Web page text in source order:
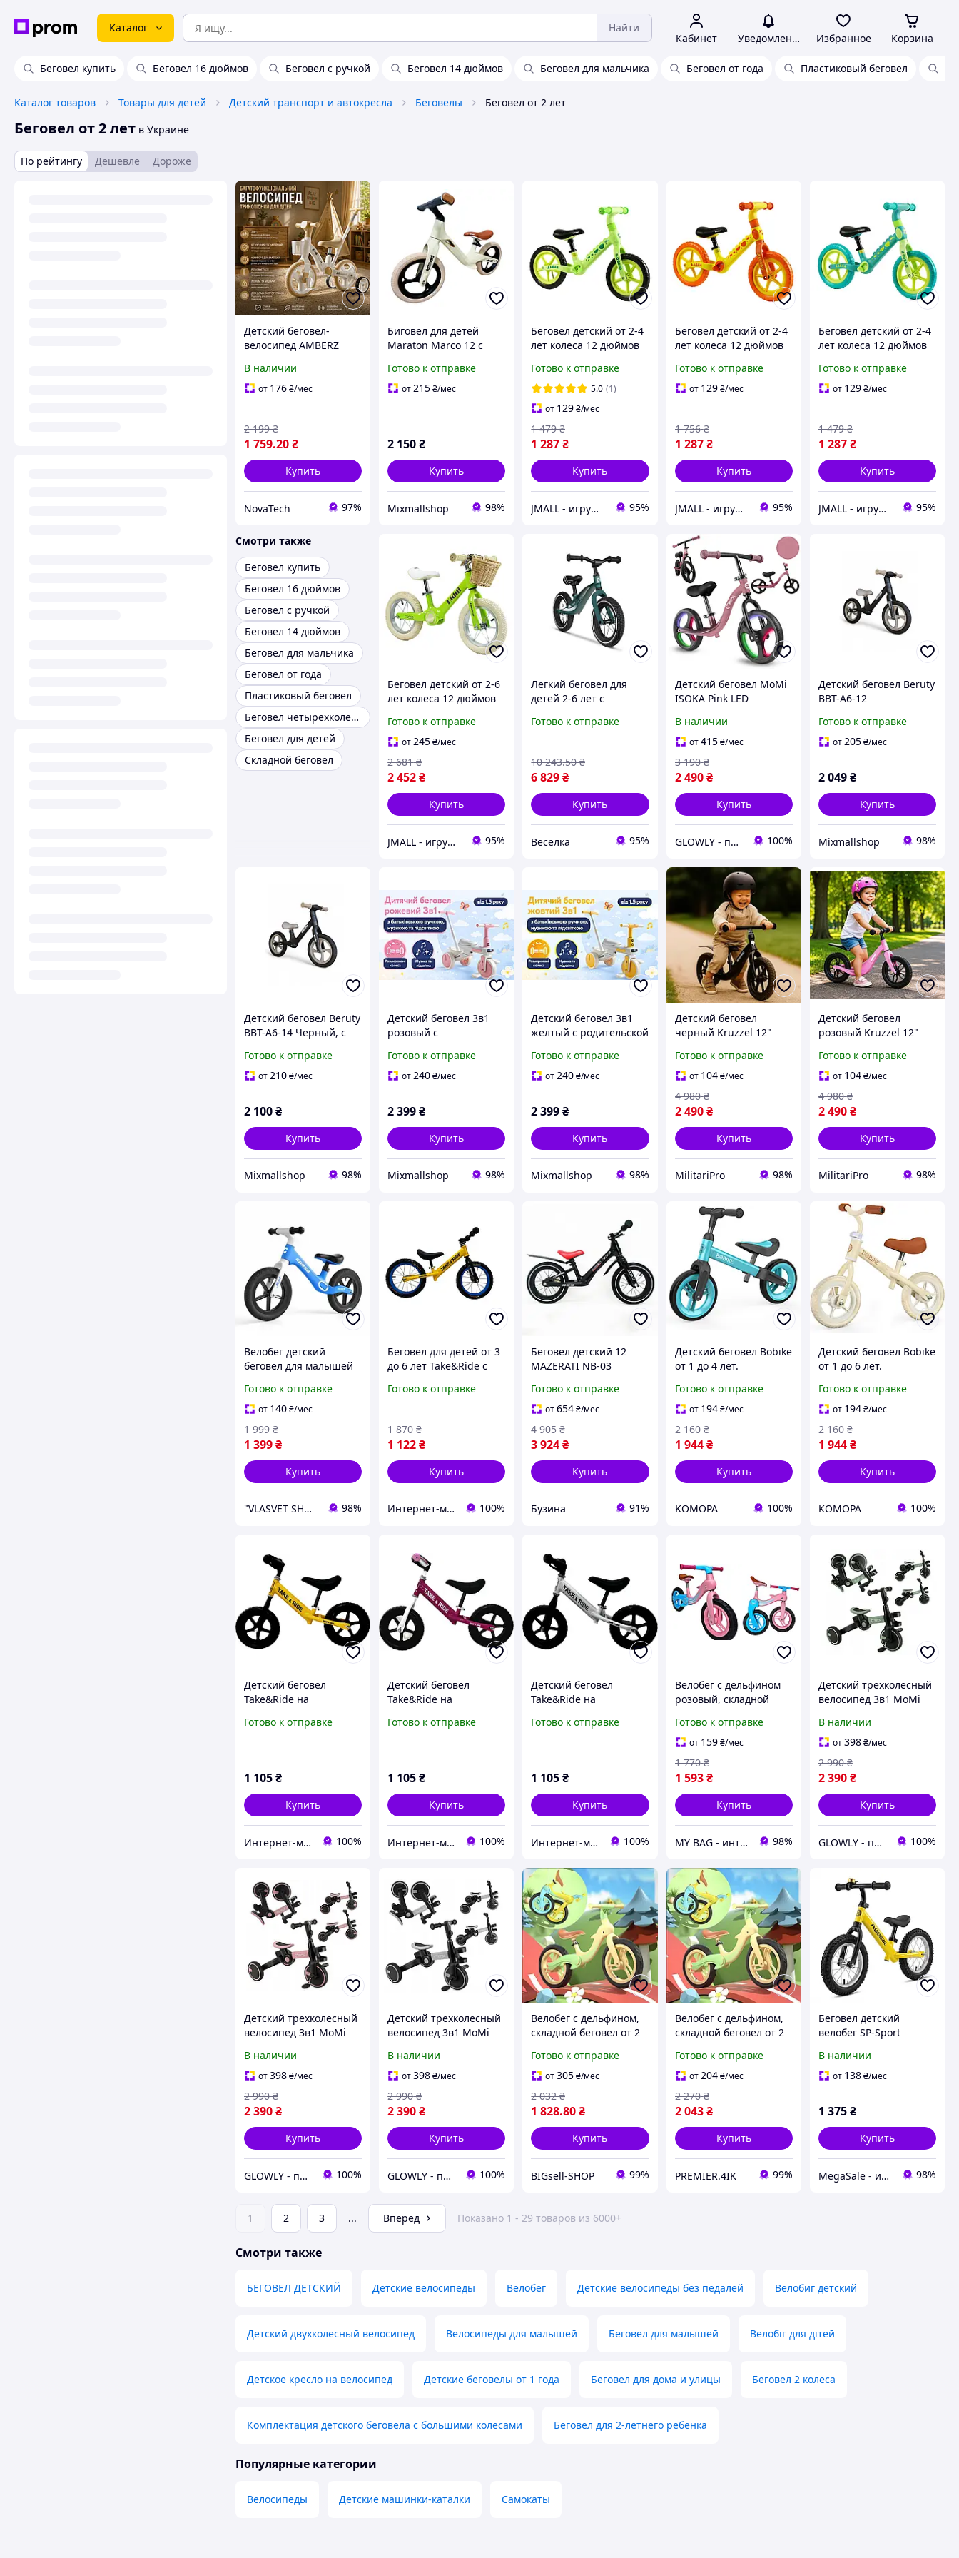
Каталог Найти
Кабинет Уведомления Избранное Корзина
Беговел купить Беговел 16 дюймов Беговел с ручкой Беговел 14 дюймов Беговел для мальчика Беговел от года Пластиковый беговел
Каталог товаров Товары для детей Детский транспорт и автокресла Беговелы Беговел от 2 лет
Беговел от 2 лет в Украине
По рейтингу Дешевле Дороже
Детский беговел-
велосипед AMBERZ
музыкой и педальным
приводом на переднее
В наличии
от 176₴/мес
1 759.20₴
2 199 ₴
Купить
NovaTech 97%
Биговел для детей
Maraton Marco 12 с
регулируемым
сиденьем идеален с 2
Готово к отправке
от215₴/мес
2 150₴
Купить
Mixmallshop 98%
Беговел детский от 2-4
лет колеса 12 дюймов
Зеленый
Готово к отправке
5.0 (1)
от 129₴/мес
1 287₴
1 479 ₴
Купить
JMALL - игрушки и товары для детей 95%
Беговел детский от 2-4
лет колеса 12 дюймов
Желтый
Готово к отправке
от 129 ₴/мес
1 287 ₴
1 756 ₴
Купить
JMALL - игрушки и товары для детей 95%
Беговел детский от 2-4
лет колеса 12 дюймов
Бирюзовый
Готово к отправке
от 129₴/мес
1 287₴
1 479 ₴
Купить
JMALL - игрушки и товары для детей 95%
Смотри также
Беговел купить
Беговел 16 дюймов
Беговел с ручкой
Беговел 14 дюймов
Беговел для мальчика
Беговел от года
Пластиковый беговел
Беговел четырехколесный
Беговел для детей
Складной беговел
Беговел детский от 2-6
лет колеса 12 дюймов
Готово к отправке
от245₴/мес
2 452₴
2 681 ₴
Купить
JMALL - игрушки и товары для детей 95%
Легкий беговел для
детей 2-6 лет с
колесами для развития
баланса FLAME
Готово к отправке
6 829₴
10 243.50 ₴
Купить
Веселка 95%
Детский беговел MoMi
ISOKA Pink LED
Безопасный беговел
для детей от 2 лет до
35 кг
В наличии
от415 ₴/мес
2 490 ₴
3 190 ₴
Купить
GLOWLY - пространство красоты, заботы и любви 100%
Детский беговел Beruty
BBT-A6-12
подножки,
непробиваемые
Готово к отправке
от205₴/мес
2 049₴
Купить
Mixmallshop 98%
Детский беговел Beruty
BBT-A6-14 Черный, с
шины, подножки,
легкий балансбайк от 3
Готово к отправке
от 210₴/мес
2 100₴
Купить
Mixmallshop 98%
Детский беговел 3в1
розовый с
музыкой и подсветкой,
от 1,5 года
Готово к отправке
от240₴/мес
2 399₴
Купить
Mixmallshop 98%
Детский беговел 3в1
желтый с родительской
подсветкой, от 1,5 года
Готово к отправке
от240₴/мес
2 399₴
Купить
Mixmallshop 98%
Детский беговел
черный Kruzzel 12"
ремешком беговел
детский мир детский
лет
Готово к отправке
от 104 ₴/мес
2 490 ₴
4 980 ₴
Купить
MilitariPro 98%
Детский беговел
розовый Kruzzel 12"
ремешком беговел
детский мир детский
лет
Готово к отправке
от 104₴/мес
2 490₴
4 980 ₴
Купить
MilitariPro 98%
Велобег детский
беговел для малышей
рама Надувные колеса
и регулировка сиденья
Детские велобеги
Готово к отправке
от 140₴/мес
1 399₴
1 999 ₴
Купить
"VLASVET SHOP" 98%
Беговел для детей от 3
до 6 лет Take&Ride с
резиновых колесах 14
Готово к отправке
1 122₴
1 870 ₴
Купить
Интернет-магазин "IgroShop" 100%
Беговел детский 12
MAZERATI NB-03
черный buzyna
Готово к отправке
от654₴/мес
3 924₴
4 905 ₴
Купить
Бузина 91%
Детский беговел Bobike
от 1 до 4 лет.
и руль, учебный
велосипед без педалей
Готово к отправке
от 194 ₴/мес
1 944 ₴
2 160 ₴
Купить
KOMOPA 100%
Детский беговел Bobike
от 1 до 6 лет.
и закрытые
нескользящие колеса.
Уценка
Готово к отправке
от 194₴/мес
1 944₴
2 160 ₴
Купить
KOMOPA 100%
Детский беговел
Take&Ride на
колесах EVA RB-50
Готово к отправке
1 105₴
Купить
Интернет-магазин "IgroShop" 100%
Детский беговел
Take&Ride на
колесах EVA RB-50
Готово к отправке
1 105₴
Купить
Интернет-магазин "IgroShop" 100%
Детский беговел
Take&Ride на
колесах EVA RB-50 бело-
Готово к отправке
1 105₴
Купить
Интернет-магазин "IgroShop" 100%
Велобег с дельфином
розовый, складной
надувные колеса,
беговел для малышей,
велосипед беговой
Готово к отправке
от 159 ₴/мес
1 593 ₴
1 770 ₴
Купить
MY BAG - интернет магазин сумок, чемоданов и аксессуаров 98%
Детский трехколесный
велосипед 3в1 MoMi
2 лет беговел каталка
от 18 мес велобег для
ребенка Зеленый
В наличии
от398₴/мес
2 390₴
2 990 ₴
Купить
GLOWLY - пространство красоты, заботы и любви 100%
Детский трехколесный
велосипед 3в1 MoMi
2 лет беговел каталка
от 18 мес велобег для
ребенка Розовый
В наличии
от398₴/мес
2 390₴
2 990 ₴
Купить
GLOWLY - пространство красоты, заботы и любви 100%
Детский трехколесный
велосипед 3в1 MoMi
2 лет беговел каталка
от 18 мес велобег для
ребенка Серый
В наличии
от398₴/мес
2 390₴
2 990 ₴
Купить
GLOWLY - пространство красоты, заботы и любви 100%
Велобег с дельфином,
складной беговел от 2
колеса 12", нагрузка до
40 кг, ВА03 4 кг
Готово к отправке
от305₴/мес
1 828.80₴
2 032 ₴
Купить
BIGsell-SHOP 99%
Велобег с дельфином,
складной беговел от 2
колеса 12", нагрузка до
40 кг, ВА03 4 кг
Готово к отправке
от204 ₴/мес
2 043 ₴
2 270 ₴
Купить
PREMIER.4IK 99%
Беговел детский
велобег SP-Sport
звоночком и насосом
Yellow-Black (от 1,5 лет)
В наличии
от 138₴/мес
1 375₴
Купить
MegaSale - интернет-супермаркет 98%
1 2 3 ... Вперед Показано 1 - 29 товаров из 6000+
Смотри также
БЕГОВЕЛ ДЕТСКИЙ Детские велосипеды Велобег Детские велосипеды без педалей Велобиг детский
Детский двухколесный велосипед Велосипеды для малышей Беговел для малышей Велобіг для дітей
Детское кресло на велосипед Детские беговелы от 1 года Беговел для дома и улицы Беговел 2 колеса
Комплектация детского беговела с большими колесами Беговел для 2-летнего ребенка
Популярные категории
Велосипеды Детские машинки-каталки Самокаты